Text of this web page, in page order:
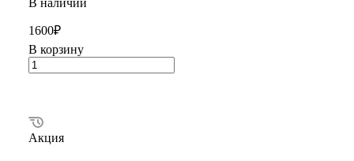
В наличии
1600₽
В корзину
Акция